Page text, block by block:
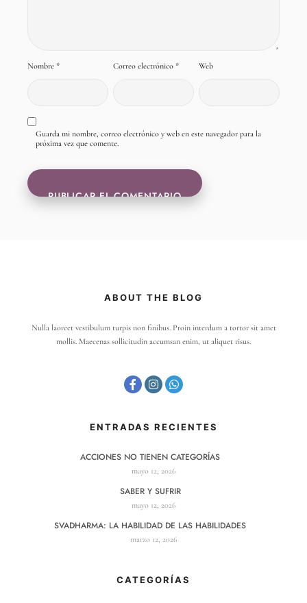
Nombre * Correo electrónico * Web
Guarda mi nombre, correo electrónico y web en este navegador para la
próxima vez que comente.
ABOUT THE BLOG
Nulla laoreet vestibulum turpis non finibus. Proin interdum a tortor sit amet
mollis. Maecenas sollicitudin accumsan enim, ut aliquet risus.
ENTRADAS RECIENTES
ACCIONES NO TIENEN CATEGORÍAS
mayo 12, 2026
SABER Y SUFRIR
mayo 12, 2026
SVADHARMA: LA HABILIDAD DE LAS HABILIDADES
marzo 12, 2026
CATEGORÍAS